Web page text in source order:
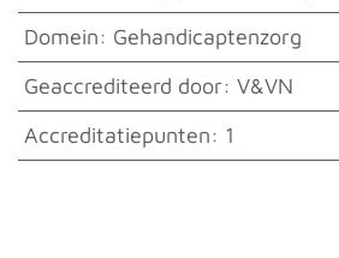
Domein: Gehandicaptenzorg
Geaccrediteerd door: V&VN
Accreditatiepunten: 1